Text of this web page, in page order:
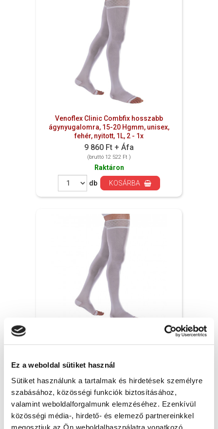
Ez a weboldal sütiket használ
Sütiket használunk a tartalmak és hirdetések személyre
szabásához, közösségi funkciók biztosításához,
valamint weboldalforgalmunk elemzéséhez. Ezenkívül
közösségi média-, hirdető- és elemező partnereinkkel
megosztjuk az Ön weboldalhasználatra vonatkozó
Venoflex Clinic Combfix hosszabb
ágynyugalomra, 15-20 Hgmm, unisex,
fehér, nyitott, 1L, 2 - 1x
9 860 Ft + Áfa
(bruttó 12 522 Ft )
Raktáron
db
KOSÁRBA
9 860 Ft + Áfa
(bruttó 12 522 Ft )
Raktáron
db
KOSÁRBA